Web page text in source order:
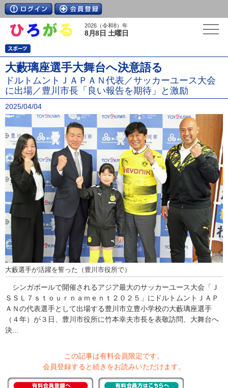
2026（令和8）年
8月8日 土曜日
大藪璃座選手大舞台へ決意語る
ドルトムントＪＡＰＡＮ代表／サッカーユース大会
に出場／豊川市長「良い報告を期待」と激励
2025/04/04
大藪選手が活躍を誓った（豊川市役所で）
シンガポールで開催されるアジア最大のサッカーユース大会「Ｊ
ＳＳＬ７ｓｔｏｕｒｎａｍｅｎｔ２０２５」にドルトムントＪＡＰ
ＡＮの代表選手として出場する豊川市立豊小学校の大藪璃座選手
（４年）が３日、豊川市役所に竹本幸夫市長を表敬訪問、大舞台へ
決...
この記事は有料会員限定です。
会員登録すると続きをお読みいただけます。